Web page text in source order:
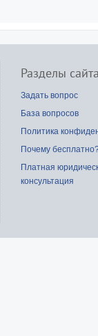
Разделы
Задать вопрос
База вопросов
Политика
Почему
Платная
консультация